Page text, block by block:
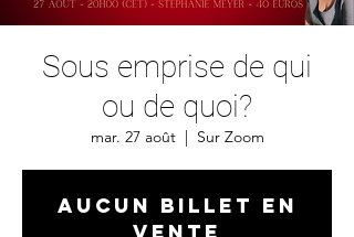
Sous emprise de qui
ou de quoi?
mar. 27 août
  |
Sur Zoom
Aucun billet en